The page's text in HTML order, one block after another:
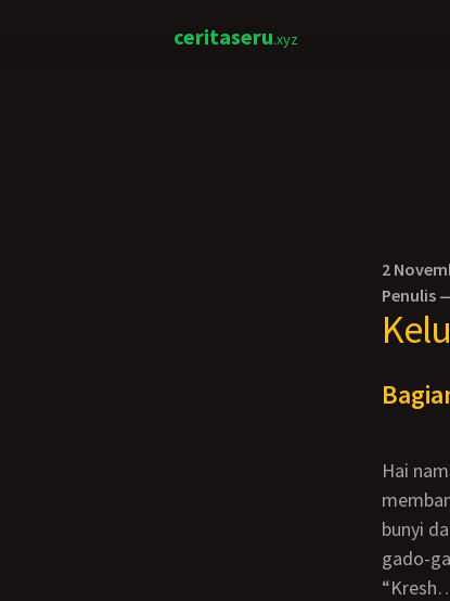
ceritaseru.xyz
2
Penulis
Hai namaku Siti Zubadiyah. Usiaku 17 tahun. Saat ini aku sedang berada di dapur
bunyi
gado-
“Kresh… aduh!” pekikku kaget saat pisau yang kugunakan mengiris ujung telunjukku.